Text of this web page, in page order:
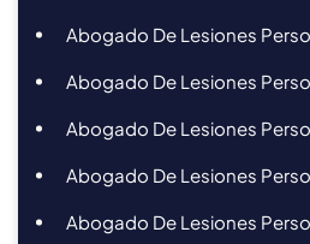
Abogado De Lesiones
Abogado De Lesiones
Abogado De Lesiones
Abogado De Lesiones
Abogado De Lesiones